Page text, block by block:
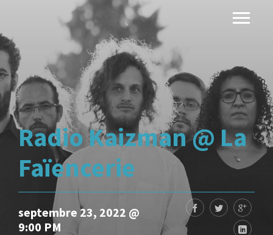
Radio Kaizman @ La
Faïencerie
septembre 23, 2022 @
9:00 PM